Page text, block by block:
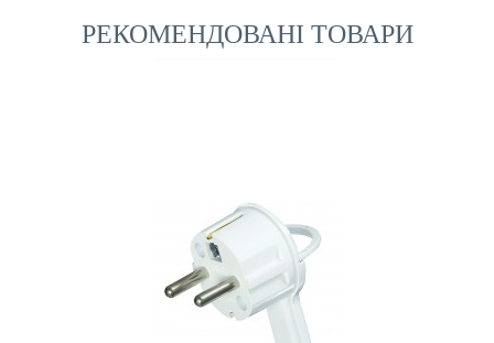
РЕКОМЕНДОВАНІ ТОВАРИ